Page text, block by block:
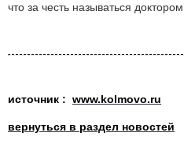
что за честь называться
источник : www.kolmovo.ru
вернуться в раздел новостей